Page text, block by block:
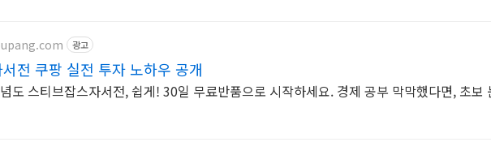
광고
전 쿠팡 실전 투자 노하우 공개
도 스티브잡스자서전, 쉽게! 30일 무료반품으로 시작하세요. 경제 공부 막막했다면, 초